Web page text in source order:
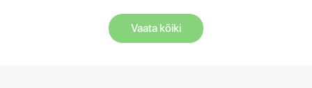
Vaata kõiki